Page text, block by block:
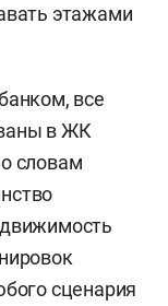
этажами
все
в ЖК
словам
сценария